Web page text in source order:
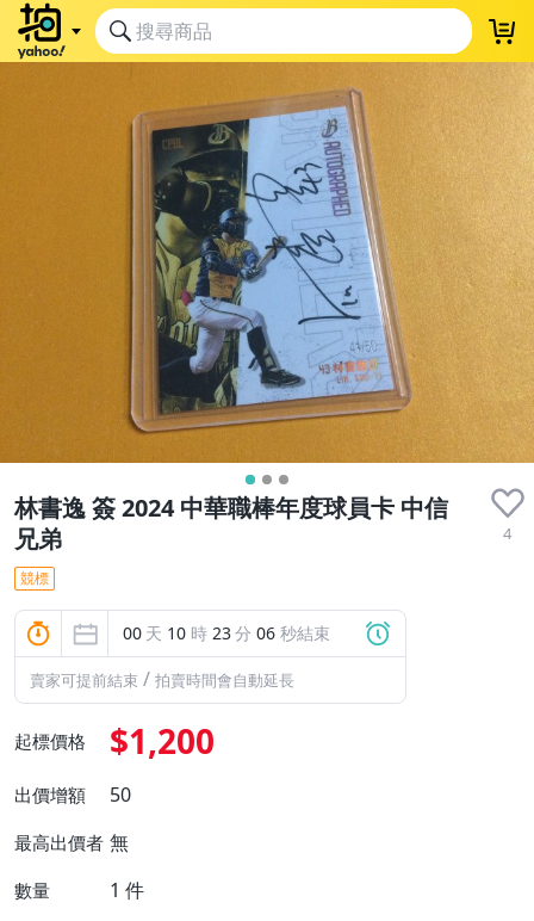
林書逸 簽 2024 中華職棒年度球員卡 中信
兄弟
4
競標
00 天 10 時 23分 05 秒結束
賣家可提前結束 / 拍賣時間會自動延長
起標價格 $1,200
出價增額 50
最高出價者 無
數量 1 件